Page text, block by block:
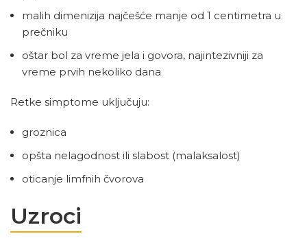
malih dimenizija najčešće manje od 1 centimetra u
prečniku
oštar bol za vreme jela i govora, najintezivniji za
vreme prvih nekoliko dana
Retke simptome uključuju:
groznica
opšta nelagodnost ili slabost (malaksalost)
oticanje limfnih čvorova
Uzroci